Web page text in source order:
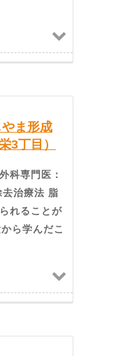
ま形成
3丁目）
科専門医：
治療法 脂
れることが
ら学んだこ